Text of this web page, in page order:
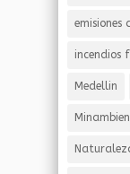
emisiones
incendios
Medellin